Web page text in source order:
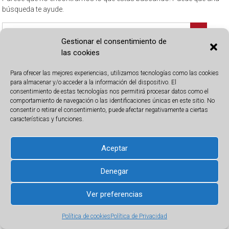
Gestionar el consentimiento de
las cookies
Para ofrecer las mejores experiencias, utilizamos tecnologías como las cookies
para almacenar y/o acceder a la información del dispositivo. El
consentimiento de estas tecnologías nos permitirá procesar datos como el
comportamiento de navegación o las identificaciones únicas en este sitio. No
consentir o retirar el consentimiento, puede afectar negativamente a ciertas
características y funciones.
Aceptar
Denegar
Ver preferencias
Política de cookiesPolítica de Privacidad
búsqueda te ayude.
Registro de Bienes Muebles de Alicante 2026